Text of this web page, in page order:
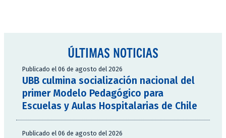
ÚLTIMAS NOTICIAS
Publicado el 06 de agosto del 2026
UBB culmina socialización nacional del
primer Modelo Pedagógico para
Escuelas y Aulas Hospitalarias de Chile
Publicado el 06 de agosto del 2026